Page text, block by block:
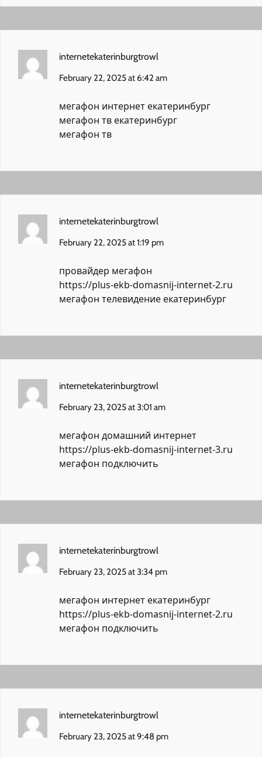
internetekaterinburgtrowl
February 22, 2025 at 6:42 am
мегафон интернет екатеринбург
мегафон тв екатеринбург
мегафон тв
internetekaterinburgtrowl
February 22, 2025 at 1:19 pm
провайдер мегафон
https://plus-ekb-domasnij-internet-2.ru
мегафон телевидение екатеринбург
internetekaterinburgtrowl
February 23, 2025 at 3:01 am
мегафон домашний интернет
https://plus-ekb-domasnij-internet-3.ru
мегафон подключить
internetekaterinburgtrowl
February 23, 2025 at 3:34 pm
мегафон интернет екатеринбург
https://plus-ekb-domasnij-internet-2.ru
мегафон подключить
internetekaterinburgtrowl
February 23, 2025 at 9:48 pm